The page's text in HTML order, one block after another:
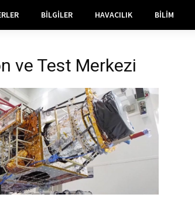
BILGILER HAVACILIK BILIM
ve Test Merkezi